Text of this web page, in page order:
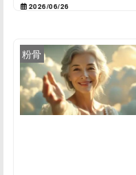
2026/06/26
粉骨